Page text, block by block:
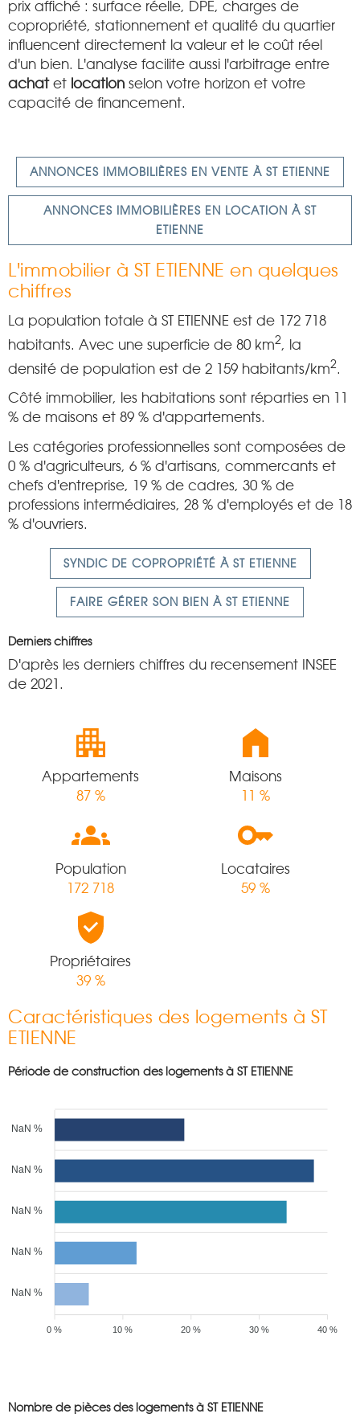
prix affiché : surface réelle, DPE, charges de
copropriété, stationnement et qualité du quartier
influencent directement la valeur et le coût réel
d'un bien. L'analyse facilite aussi l'arbitrage entre
achatet location selon votre horizon et votre
capacité de financement.
ANNONCES IMMOBILIÈRES EN VENTE À ST ETIENNE
ANNONCES IMMOBILIÈRES EN LOCATION À ST
ETIENNE
L'immobilier à ST ETIENNE en quelques
chiffres
La population totale à ST ETIENNE est de 172 718
habitants. Avec une superficie de 80 km2, la
densité de population est de 2 159 habitants/km2.
Côté immobilier, les habitations sont réparties en 11
% de maisons et 89 % d'appartements.
Les catégories professionnelles sont composées de
0 % d'agriculteurs, 6 % d'artisans, commercants et
chefs d'entreprise, 19 % de cadres, 30 % de
professions intermédiaires, 28 % d'employés et de 18
% d'ouvriers.
SYNDIC DE COPROPRIÉTÉ À ST ETIENNE
FAIRE GÉRER SON BIEN À ST ETIENNE
Derniers chiffres
D'après les derniers chiffres du recensement INSEE
de 2021.
Appartements
87 %
Maisons
11 %
Population
172 718
Locataires
59 %
Propriétaires
39 %
Caractéristiques des logements à ST
ETIENNE
Période de construction des logements à ST ETIENNE
NaN %
NaN %
NaN %
NaN %
NaN %
40 %
30 %
20 %
10 %
0 %
Nombre de pièces des logements à ST ETIENNE